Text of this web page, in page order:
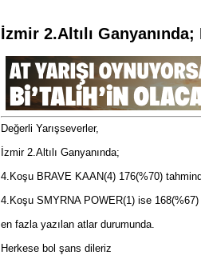
İzmir 2.Altılı
Değerli Yarışseverler,
İzmir 2.Altılı Ganyanında;
4.Koşu BRAVE KAAN(4) 176(%70)
4.Koşu SMYRNA POWER(1) ise
en fazla yazılan atlar durumunda.
Herkese bol şans dileriz